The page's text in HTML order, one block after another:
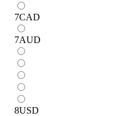
7CAD
7AUD
8USD